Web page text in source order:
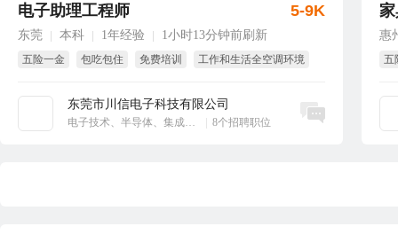
电子助理工程师
东莞 本科 1年经验 1小时13分钟前刷新
五险一金 包吃包住 免费培训
工作和生活全空调环境
东莞市川信电子科技有限公司
电子技术、半导体、集成电路 8个招聘职位
5-9K
立即沟通
惠
五